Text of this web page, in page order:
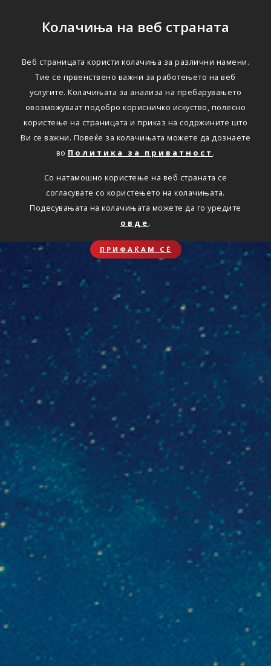
Колачиња на веб страната
Веб страницата користи колачиња за различни намени.
Тие се првенствено важни за работењето на веб
услугите. Колачињата за анализа на пребарувањето
овозможуваат подобро корисничко искуство, полесно
користење на страницата и приказ на содржините што
Ви се важни. Повеќе за колачињата можете да дознаете
во Политика за приватност .
Со натамошно користење на веб страната се
согласувате со користењето на колачињата.
Подесувањата на колачињата можете да го уредите
овде .
ПРИФАЌАМ СЀ